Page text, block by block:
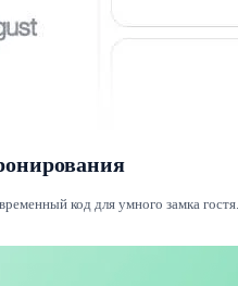
код для умного замка